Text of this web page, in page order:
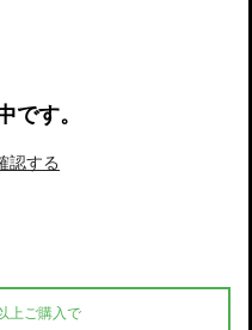
です。
認する
上ご購入で